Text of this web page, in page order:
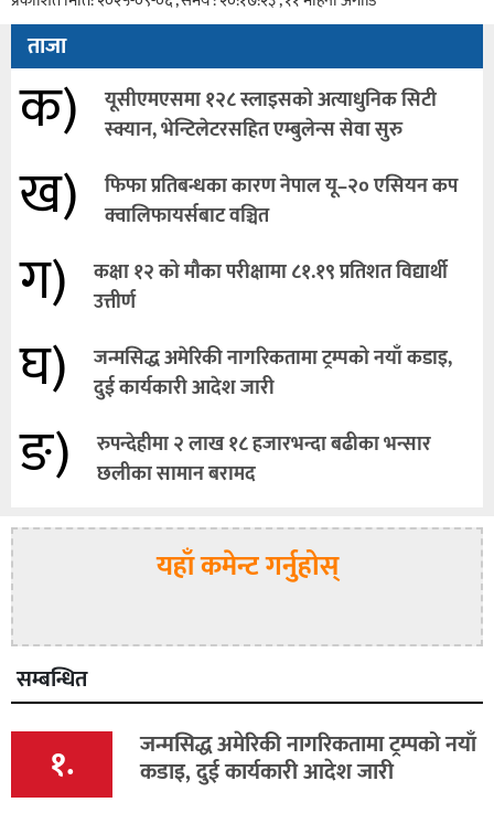
ताजा
क)
यूसीएमएसमा १२८ स्लाइसको अत्याधुनिक सिटी
स्क्यान, भेन्टिलेटरसहित एम्बुलेन्स सेवा सुरु
ख)
फिफा प्रतिबन्धका कारण नेपाल यू–२० एसियन कप
क्वालिफायर्सबाट वञ्चित
ग)
कक्षा १२ को मौका परीक्षामा ८१.१९ प्रतिशत विद्यार्थी
उत्तीर्ण
घ)
जन्मसिद्ध अमेरिकी नागरिकतामा ट्रम्पको नयाँ कडाइ,
दुई कार्यकारी आदेश जारी
ङ)
रुपन्देहीमा २ लाख १८ हजारभन्दा बढीका भन्सार
छलीका सामान बरामद
यहाँ कमेन्ट गर्नुहोस्
सम्बन्धित
१. जन्मसिद्ध अमेरिकी नागरिकतामा ट्रम्पको नयाँ
कडाइ, दुई कार्यकारी आदेश जारी